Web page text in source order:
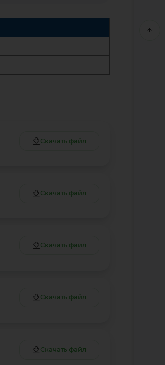
Скачать файл
Скачать файл
Скачать файл
Скачать файл
Скачать файл